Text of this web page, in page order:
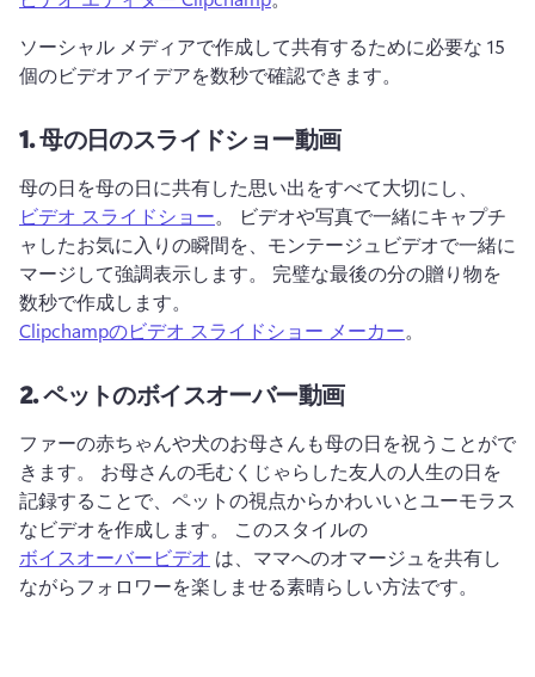
ソーシャル メディアで作成して共有するために必要な 15
個のビデオアイデアを数秒で確認できます。
1.母の日のスライドショー動画
母の日を母の日に共有した思い出をすべて大切にし、
ビデオ スライドショー。
ビデオや写真で一緒にキャプチ
ャしたお気に入りの瞬間を、モンテージュビデオで一緒に
マージして強調表示します。 完璧な最後の分の贈り物を
数秒で作成します。
Clipchampのビデオ スライドショー メーカー。
2.ペットのボイスオーバー動画
ファーの赤ちゃんや犬のお母さんも母の日を祝うことがで
きます。 お母さんの毛むくじゃらした友人の人生の日を
記録することで、ペットの視点からかわいいとユーモラス
なビデオを作成します。 このスタイルの
ボイスオーバービデオ は、ママへのオマージュを共有し
ながらフォロワーを楽しませる素晴らしい方法です。